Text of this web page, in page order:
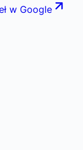
w Google